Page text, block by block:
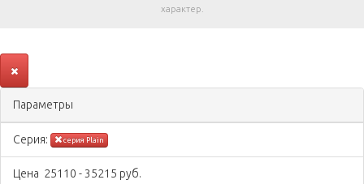
характер.
Параметры
Серия: серия Plain
Цена 25110 - 35215 руб.